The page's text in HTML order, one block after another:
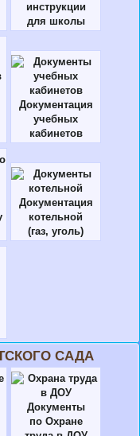
инструкции
для школы
Документация
учебных
кабинетов
Документация
котельной
(газ, уголь)
САДА
Документы
по Охране